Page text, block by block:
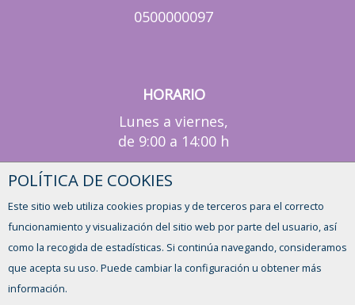
0500000097
HORARIO
Lunes a viernes,
de 9:00 a 14:00 h
¿TIENES ALGUNA DUDA?
CONTACTO
POLÍTICA DE COOKIES
Este sitio web utiliza cookies propias y de terceros para el correcto
funcionamiento y visualización del sitio web por parte del usuario, así
como la recogida de estadísticas. Si continúa navegando, consideramos
que acepta su uso. Puede cambiar la configuración u obtener más
información.